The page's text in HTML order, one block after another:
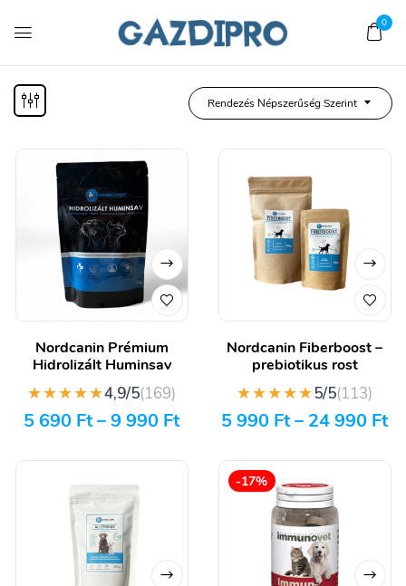
0
Rendezés Népszerűség Szerint
Nordcanin Prémium
Hidrolizált Huminsav
★★★★★4,9/5(169)
5 690 Ft–9 990 Ft
Nordcanin Fiberboost –
prebiotikus rost
★★★★★5/5(113)
5 990 Ft– 24 990 Ft
-17%